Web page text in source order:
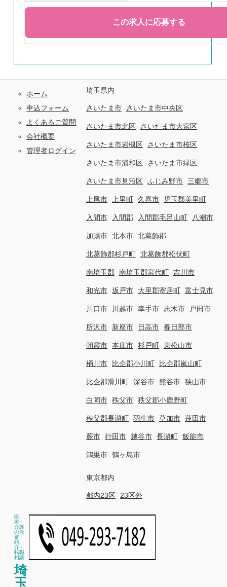
ホーム
申込フォーム
よくあるご質問
会社概要
管理者ログイン
埼玉県内
さいたま市 さいたま市中央区
さいたま市北区 さいたま市大宮区
さいたま市岩槻区 さいたま市桜区
さいたま市浦和区 さいたま市緑区
さいたま市見沼区 ふじみ野市 三郷市
上尾市 上里町 久喜市 児玉郡美里町
入間市 入間郡 入間郡毛呂山町 八潮市
加須市 北本市 北葛飾郡
北葛飾郡杉戸町 北葛飾郡松伏町
南埼玉郡 南埼玉郡宮代町 吉川市
和光市 坂戸市 大里郡寄居町 富士見市
川口市 川越市 幸手市 志木市 戸田市
所沢市 新座市 日高市 春日部市
朝霞市 本庄市 杉戸町 東松山市
桶川市 比企郡小川町 比企郡嵐山町
比企郡滑川町 深谷市 熊谷市 狭山市
白岡市 秩父市 秩父郡小鹿野町
秩父郡長瀞町 羽生市 草加市 蓮田市
蕨市 行田市 越谷市 長瀞町 飯能市
鴻巣市 鶴ヶ島市
東京都内
都内23区 23区外
医
療・
介護
の派
遣・
紹
介・
転職
相談
埼
玉